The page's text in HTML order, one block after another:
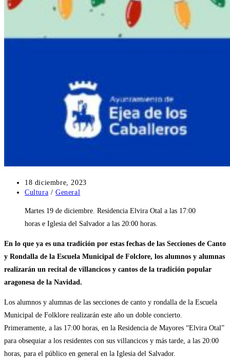
Publicación
de
entrada:
18 diciembre, 2023
Categoría
la
entrada:
Cultura / General
Martes 19 de diciembre. Residencia Elvira Otal a las 17:00
horas e Iglesia del Salvador a las 20:00 horas.
En lo que ya es una tradición por estas fechas de las Secciones de Canto
y Rondalla de la Escuela Municipal de Folclore, los alumnos y alumnas
realizarán un recital de villancicos y cantos de la tradición popular
aragonesa de la Navidad.
Los alumnos y alumnas de las secciones de canto y rondalla de la Escuela
Municipal de Folklore realizarán este año un doble concierto.
Primeramente, a las 17:00 horas, en la Residencia de Mayores “Elvira Otal”
para obsequiar a los residentes con sus villancicos y más tarde, a las 20:00
horas, para el público en general en la Iglesia del Salvador.